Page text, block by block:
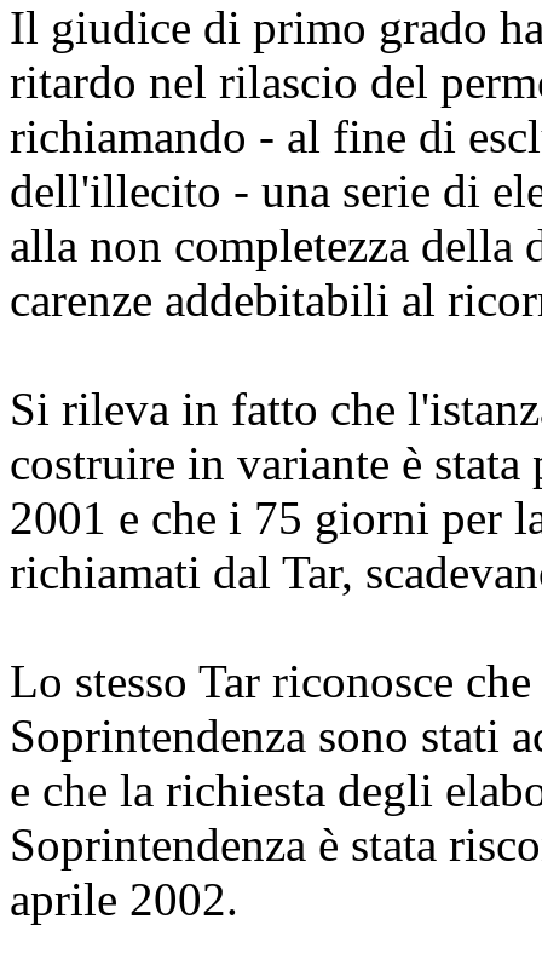
Il giudice di primo grado
ritardo nel rilascio del
richiamando - al fine di
dell'illecito - una serie di
alla non completezza della
carenze addebitabili al
Si rileva in fatto che
costruire in variante è stata
2001 e che i 75 giorni per
richiamati dal Tar,
Lo stesso Tar riconosce
Soprintendenza sono stati
e che la richiesta degli
Soprintendenza è stata
aprile 2002.